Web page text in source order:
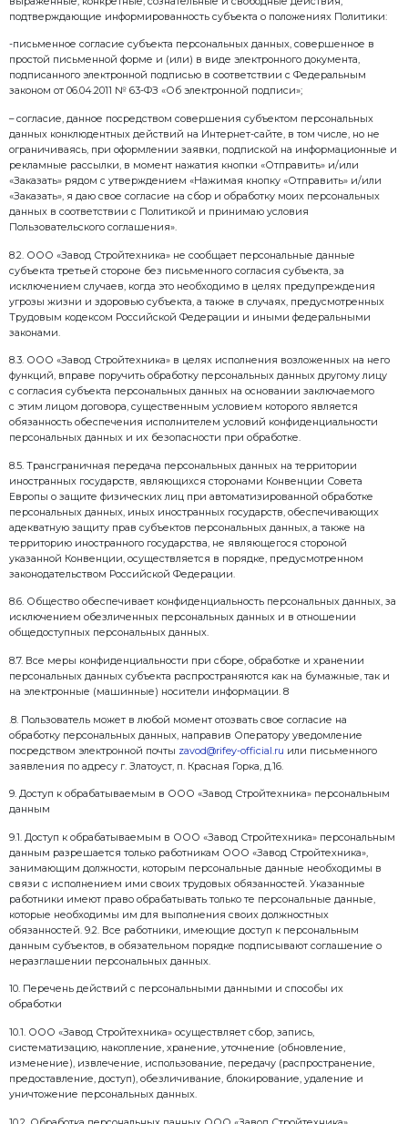
данных.
6. Перечень персональных данных,
Стройтехника»
6.1. Перечень и объем персональных данных,
«Завод Стройтехника», определяется в
Российской Федерации и локальными
Стройтехника» с учетом целей обработки
в разделе 4 Политики. Общество собирает и
работников, посетителей сайта, заказчиков, а
других субъектов персональных данных,
необходимые для оказания услуги, исполнения
стороной которого, выгодоприобретателем или
является субъект персональных данных.
6.2. Персональные данные граждан,
Стройтехника» лично, а также направивших
коллективные письменные обращения или
электронного документа, обрабатываются в целях
рассмотрения.
6.3. В рамках рассмотрения обращений граждан
следующие персональные данные заявителей:
– фамилия, имя, отчество
– наименование юридического лица/ИП –
– адрес электронной почты
– иные персональные данные, указанные
(жалобе, просьбе), а также ставшие известными в
телефонных переговоров или в процессе
обращения.
6.4. Оператор обрабатывает следующие
посетителей сайта:
– фамилия, имя и отчество (при наличии);
– адрес электронной почты;
– номер телефона;
– город.
6.5. При заключении договоров купли-продажи
следующие данные: